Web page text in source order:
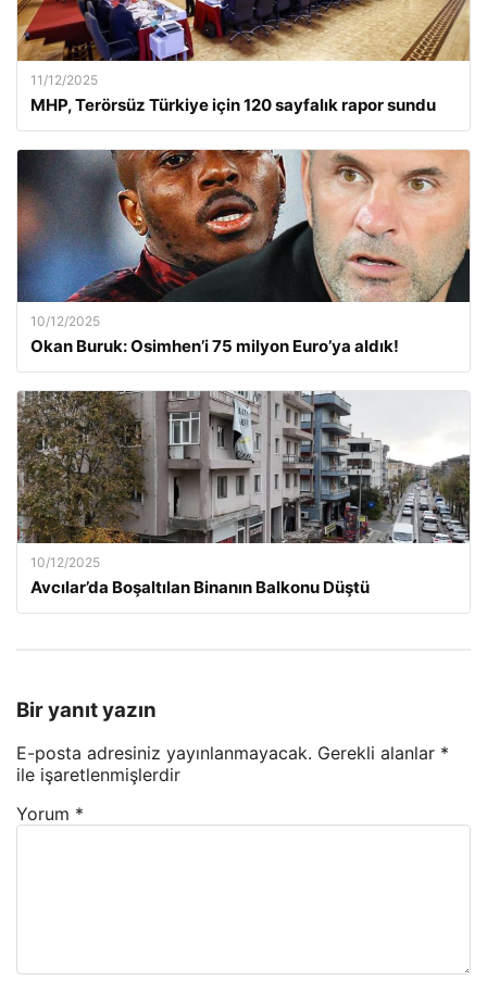
11/12/2025
MHP, Terörsüz Türkiye için 120 sayfalık rapor sundu
10/12/2025
Okan Buruk: Osimhen’i 75 milyon Euro’ya aldık!
10/12/2025
Avcılar’da Boşaltılan Binanın Balkonu Düştü
Bir yanıt yazın
E-posta adresiniz yayınlanmayacak. Gerekli alanlar *
ile işaretlenmişlerdir
Yorum *